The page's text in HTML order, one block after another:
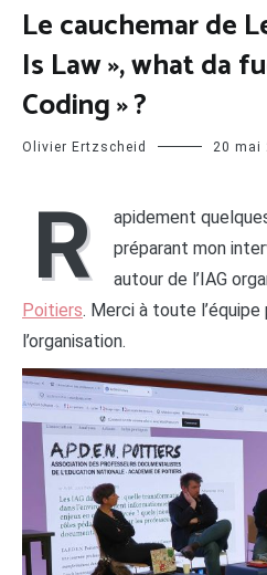
Le cauchemar de
Is Law », what da
Coding » ?
Olivier Ertzscheid 20 mai
R
apidement
préparant mon
autour de l’IAG
Poitiers. Merci à toute l’équipe
l’organisation.